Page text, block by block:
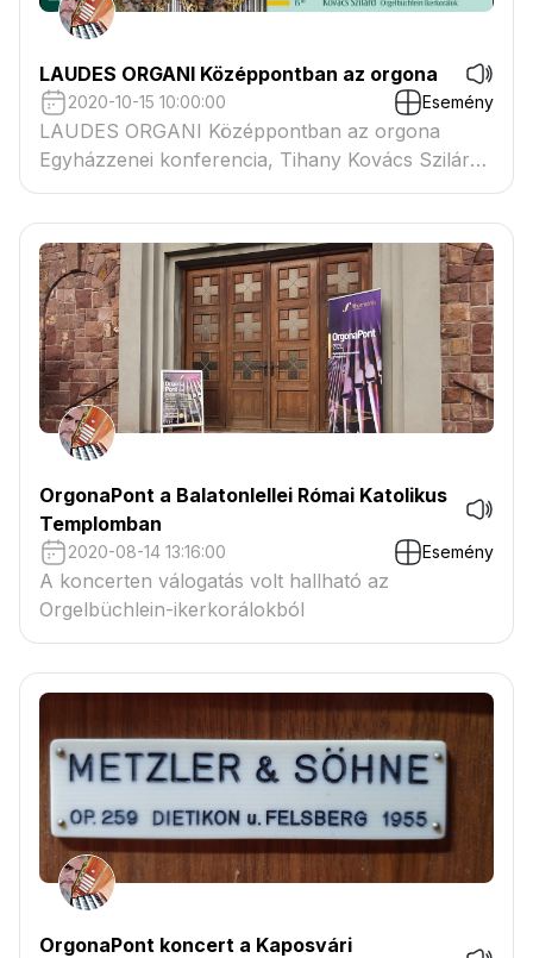
LAUDES ORGANI Középpontban az orgona
2020-10-15 10:00:00 Esemény
LAUDES ORGANI Középpontban az orgona
Egyházzenei konferencia, Tihany Kovács Szilárd
Ferenc: Orgelbüchlein ikerkorálok
OrgonaPont a Balatonlellei Római Katolikus
Templomban
2020-08-14 13:16:00 Esemény
A koncerten válogatás volt hallható az
Orgelbüchlein-ikerkorálokból
OrgonaPont koncert a Kaposvári